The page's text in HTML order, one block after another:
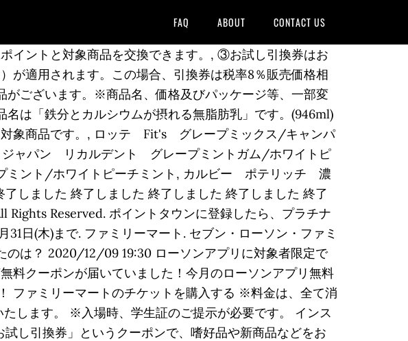
FAQ ABOUT CONTACT US
イントと対象商品を交換できます。, ③お試し引換券はお
適用されます。この場合、引換券は税率8％販売価格相
ございます。※商品名、価格及びパッケージ等、一部変
は「鉄分とカルシウムが摂れる無脂肪乳」です。(946ml)
象商品です。, ロッテ Fit's グレープミックス/キャンパ
ャパン リカルデント グレープミントガム/ホワイトピ
ント/ホワイトピーチミント, カルビー ポテリッチ 濃
しました 終了しました 終了しました 終了しました 終了
Reserved. ポイントタウンに登録したら、プラチナ
日(木)まで. ファミリーマート. セブン・ローソン・ファミ
のは？ 2020/12/09 19:30 ローソンアプリに対象者限定で
料クーポンが届いていました！今月のローソンアプリ無料
ファミリーマートのチケットを購入する ※料金は、全て消
します。 ※入場時、学生証のご提示が必要です。 インス
し引換券」というクーポンで、嗜好品や新商品などをお